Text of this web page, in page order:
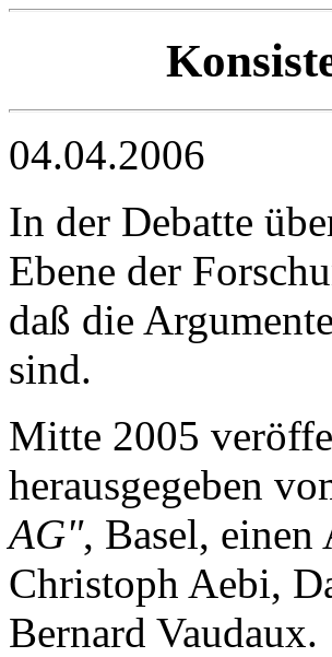
04.04.2006
In der Debatte
Ebene der
daß die
sind.
Mitte 2005
herausgegeben
AG", Basel,
Christoph Aebi,
Bernard Vaudaux.